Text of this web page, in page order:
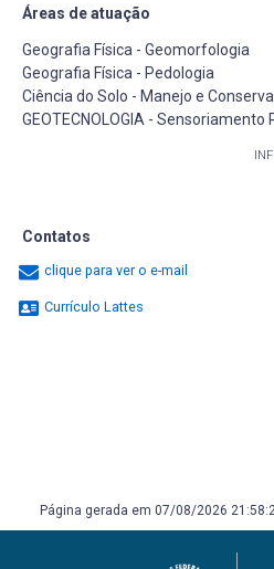
Áreas de atuação
Geografia Física - Geomorfologia
Geografia Física - Pedologia
Ciência do Solo - Manejo e
GEOTECNOLOGIA - Sensoriamento
Contatos
clique para ver o e-mail
Currículo Lattes
Página gerada em 07/08/2026